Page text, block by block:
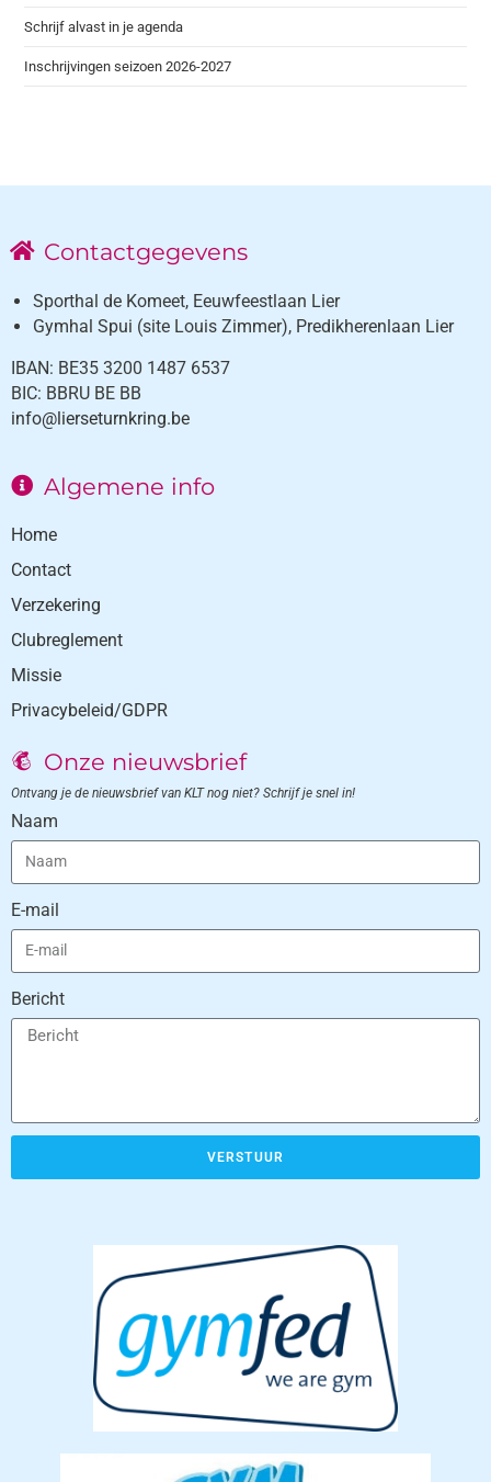
Schrijf alvast in je agenda
Inschrijvingen seizoen 2026-2027
Contactgegevens
Sporthal de Komeet, Eeuwfeestlaan Lier
Gymhal Spui (site Louis Zimmer), Predikherenlaan Lier
IBAN: BE35 3200 1487 6537
BIC: BBRU BE BB
info@lierseturnkring.be
Algemene info
Home
Contact
Verzekering
Clubreglement
Missie
Privacybeleid/GDPR
Onze nieuwsbrief
Ontvang je de nieuwsbrief van KLT nog niet? Schrijf je snel in!
Naam
E-mail
Bericht
VERSTUUR